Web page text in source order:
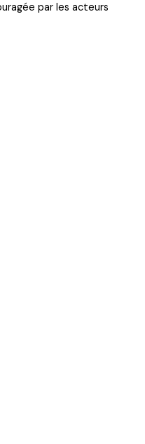
par les acteurs